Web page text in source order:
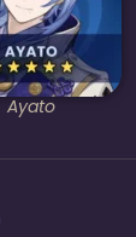
Ayato